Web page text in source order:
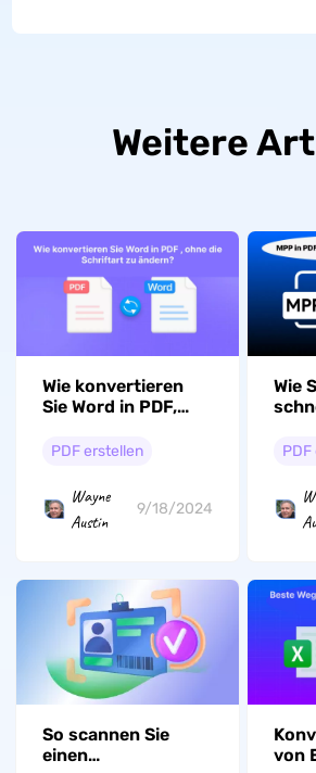
Weitere
Wie konvertieren
Sie Word in PDF,
zu ändern?
PDF erstellen
Wayne
Austin
9/18/2024
Wie
So scannen Sie
einen
von